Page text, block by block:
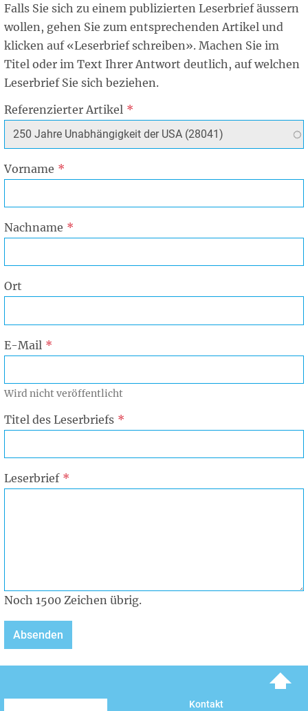
Falls Sie sich zu einem publizierten Leserbrief äussern
wollen, gehen Sie zum entsprechenden Artikel und
klicken auf «Leserbrief schreiben». Machen Sie im
Titel oder im Text Ihrer Antwort deutlich, auf welchen
Leserbrief Sie sich beziehen.
Referenzierter Artikel
Vorname
Nachname
Ort
E-Mail
Wird nicht veröffentlicht
Titel des Leserbriefs
Leserbrief
Noch 1500 Zeichen übrig.
Kontakt